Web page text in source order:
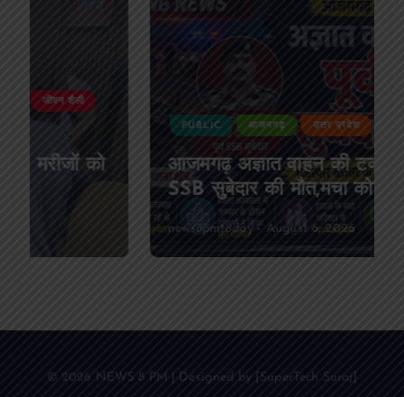
PUBLIC उत्तर प्रदेश दुर्घटना
आजमगढ़ अज्ञात वाहन की टक्कर से पूर्व
SSB सुबेदार की मौत,मचा कोहराम
August 6, 2026
© 2026 NEWS 8 PM | Designed by [SuperTech Suraj]